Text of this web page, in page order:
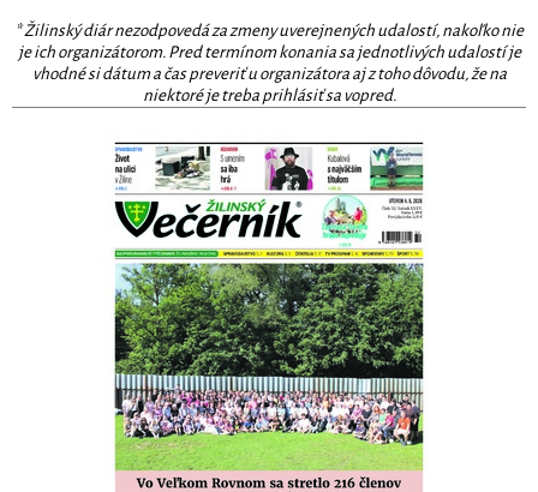
* Žilinský diár nezodpovedá za zmeny uverejnených udalostí, nakoľko nie
je ich organizátorom. Pred termínom konania sa jednotlivých udalostí je
vhodné si dátum a čas preveriť u organizátora aj z toho dôvodu, že na
niektoré je treba prihlásiť sa vopred.